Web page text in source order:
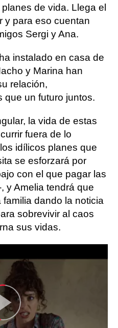
de vida. Llega el
y para eso cuentan
Sergi y Ana.
instalado en casa de
y Marina han
relación,
que un futuro juntos.
la vida de estas
fuera de lo
idílicos planes que
se esforzará por
con el que pagar las
y Amelia tendrá que
dando la noticia
sobrevivir al caos
sus vidas.